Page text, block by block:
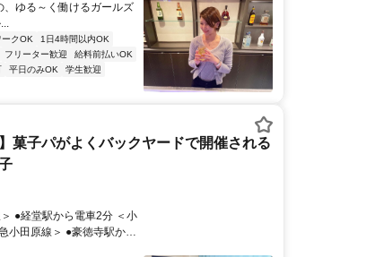
、ゆる～く働けるガールズ
クOK
1日4時間以内OK
フリーター歓迎
給料前払いOK
平日のみOK
学生歓迎
菓子パがよくバックヤードで開催される